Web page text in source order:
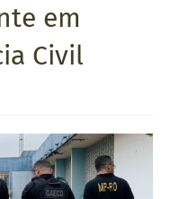
em
Civil